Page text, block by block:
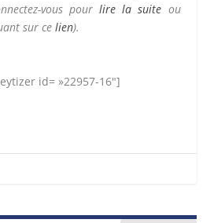
vous pourlire la suite ou
sur celien).
id= »22957-16″]